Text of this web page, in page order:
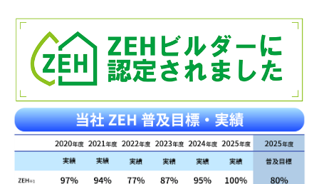
対に、生活動線のコンパクトさや建築コストのバランス
可能です。坪数はあくまで目安であり、間取りと使い方
次第で快適さは大きく変わります。4. 坪単価ってどう
いう意味？金額だけに惑わされないコツ4-1. 坪単価の
基本とよくある誤解「坪単価◯◯万円」という表現は、
家づくりを検討するときによく目にします。坪単価と
とです。たとえば、建物本体価格が1,800万円で延床面
積が30坪なら、1,800万円 ÷ 30坪 ＝ 坪単価60万円 とい
う計算になります。一見シンプルな計算式に思えます
が、この“本体価格”に何が含まれているのかが重要で
す。ここを見誤ると、他社との比較で大きなズレが生じ
ます。4-2. 坪単価が安い＝お得とは限らない理由「坪
単価が安い＝コスパがいい」と思いがちですが、実はそ
う単純ではありません。住宅会社によって坪単価に含め
せんが、全体的に気密化されていることで、均一に換気
ができるため臭いが充満しなくなり、新鮮な空気を屋内
に取り込むことができます。【安定した室温と省エネで
電気代が節約。災害時での生活も有効】 気密性と断熱
性を高めることで熱の移動が少なくなり安定した室温を
維持しやすくなります。外の気温に影響されやすい家で
すと、屋内の温度を調節するために冷暖房機器でコント
ロールしなければいけませんが、このコントロールする
幅が大きいほどエネルギーの負荷が大きく省エネから遠
ざかってしまいます。他にも断熱性も必要になります
が、二つの性能が組み合わさることで、冷暖房効率が良
くなり、エアコンを使う電気代も節約することができま
す。また、一定の室温に維持しやすいということは災害
高断熱・高気密の家は自然室温が高い傾向にありますの
で、エアコンなどの冷暖房機器が使えなくても過ごしや
ではスマートハウスを建てる方を対象に補助金を給付す
る制度を設けているところもありますので、補助金を利
用して少しでも費用負担を減らすことをおすすめしま
す。【定期的にメンテナンスが必要】太陽光パネル、パ
ワーコンディショナー、蓄電池、HEMSなどの設備機器
は年数が経つことで故障や不具合、システムの更新など
が必要になってきますので、定期的にメンテナンスを行
わなければいけません。メンテナンスの際も費用がかか
ってしまいますし、これまでの生活を維持していくため
には機器の交換もいずれ必要になってくるでしょ
う。 スマートホームやIoT住宅との違いは何？ スマー
トハウスの他にスマートホームやIot住宅というものも
あります。どれもIT技術を利用するものであるため、ど
こが違うか判別しにくいと思います。ここではスマート